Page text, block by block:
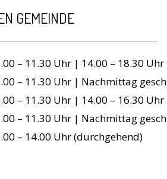
GEMEINDE
– 11.30 Uhr | 14.00 – 18.30 Uhr
– 11.30 Uhr | Nachmittag
– 11.30 Uhr | 14.00 – 16.30 Uhr
– 11.30 Uhr | Nachmittag
– 14.00 Uhr (durchgehend)